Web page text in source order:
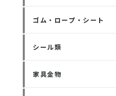
ゴム・ロープ・シート
シール類
家具金物